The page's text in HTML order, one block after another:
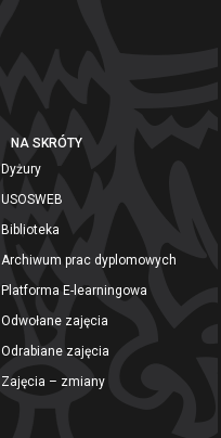
NA SKRÓTY
Dyżury
USOSWEB
Biblioteka
Archiwum prac dyplomowych
Platforma E-learningowa
Odwołane zajęcia
Odrabiane zajęcia
Zajęcia – zmiany